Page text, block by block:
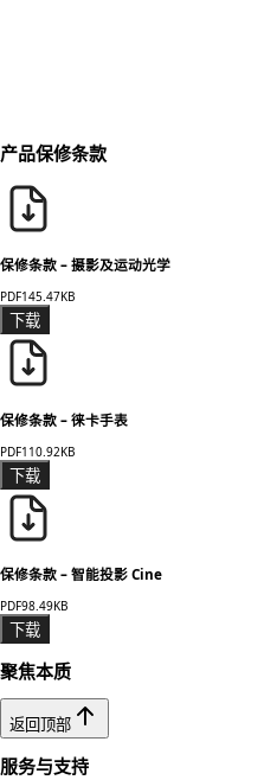
产品保修条款
保修条款 – 摄影及运动光学
PDF145.47KB
下载
保修条款 – 徕卡手表
PDF110.92KB
下载
保修条款 – 智能投影 Cine
PDF98.49KB
下载
聚焦本质
返回顶部
服务与支持